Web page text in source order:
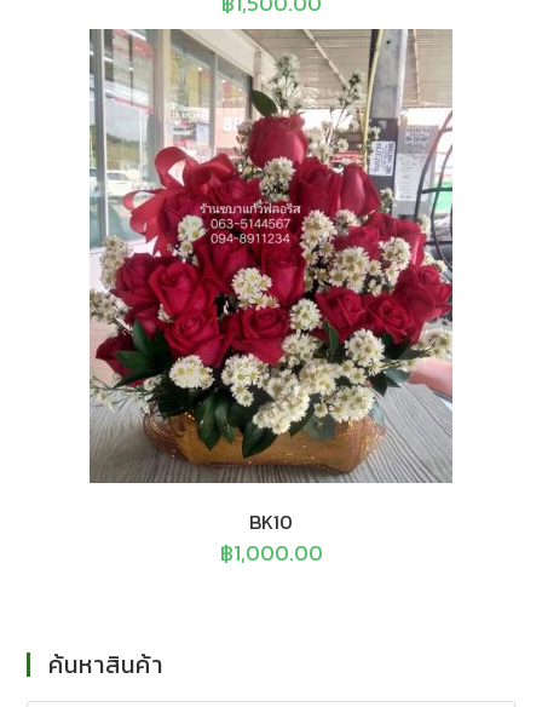
BK10
฿1,000.00
ค้นหาสินค้า